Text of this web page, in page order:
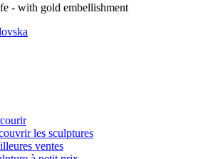
- with gold embellishment
les sculptures
ventes